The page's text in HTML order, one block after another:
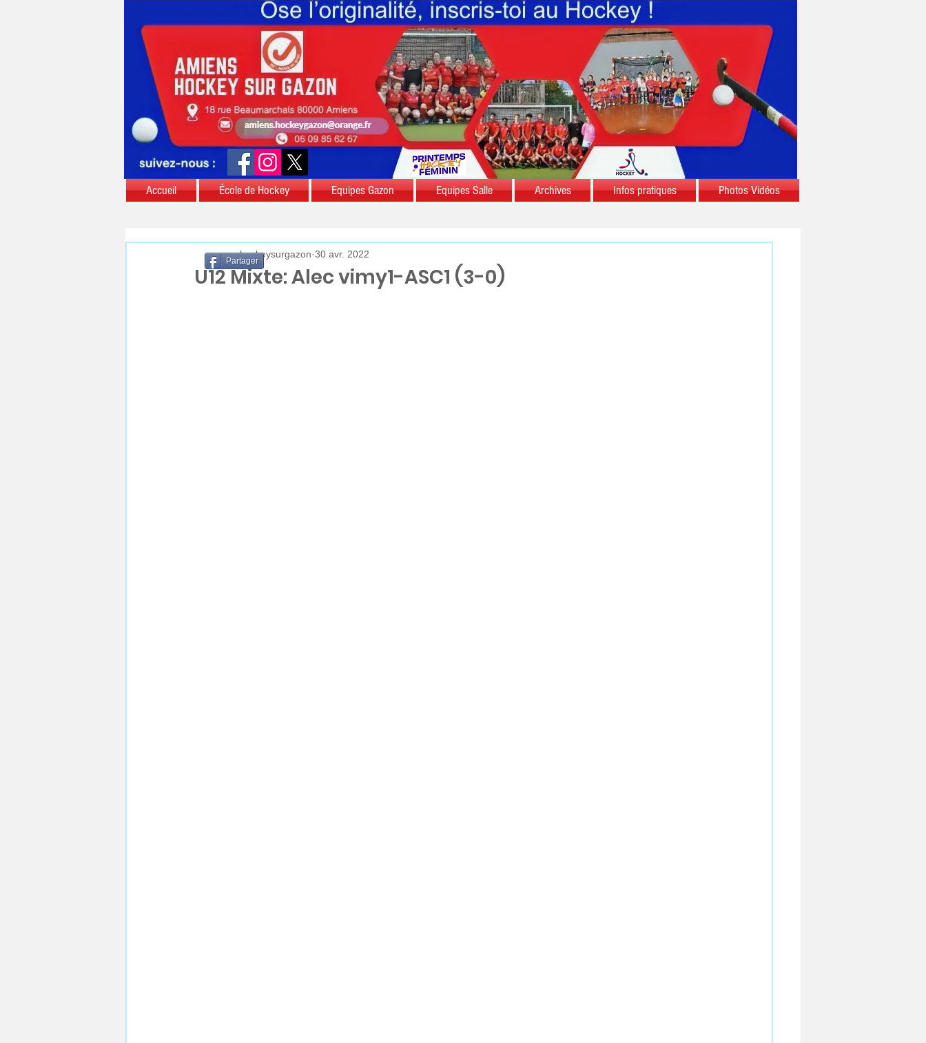
Accueil École de Hockey Equipes Gazon Equipes Salle Archives Infos pratiques Photos Vidéos
U12 Mixte: Alec vimy1-ASC1 (3-0)
aschockeysurgazon 30 avr. 2022
Partager